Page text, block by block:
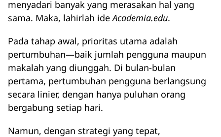
menyadari banyak yang merasakan hal yang
sama. Maka, lahirlah ideAcademia.edu.
Pada tahap awal, prioritas utama adalah
pertumbuhan—baik jumlah pengguna maupun
makalah yang diunggah. Di bulan-bulan
pertama, pertumbuhan pengguna berlangsung
secara linier, dengan hanya puluhan orang
bergabung setiap hari.
Namun, dengan strategi yang tepat,